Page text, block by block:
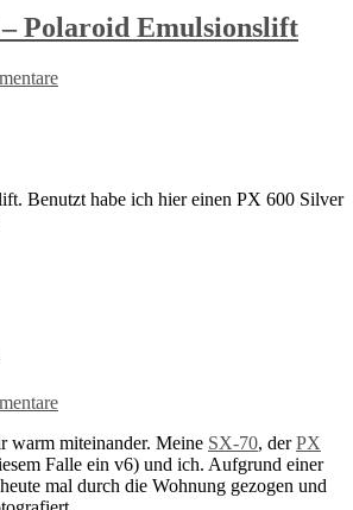
Polaroid Emulsionslift
Benutzt habe ich hier einen PX 600 Silver
warm miteinander. Meine SX-70, derPX
Falle ein v6) und ich. Aufgrund einer
mal durch die Wohnung gezogen und